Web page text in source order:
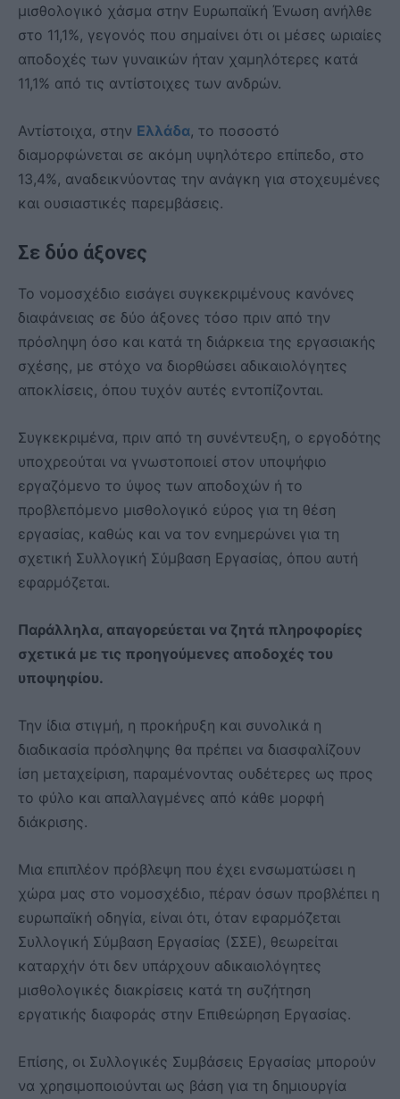
μισθολογικό χάσμα στην Ευρωπαϊκή Ένωση ανήλθε
στο 11,1%, γεγονός που σημαίνει ότι οι μέσες ωριαίες
αποδοχές των γυναικών ήταν χαμηλότερες κατά
11,1% από τις αντίστοιχες των ανδρών.
Αντίστοιχα, στην Ελλάδα, το ποσοστό
διαμορφώνεται σε ακόμη υψηλότερο επίπεδο, στο
13,4%, αναδεικνύοντας την ανάγκη για στοχευμένες
και ουσιαστικές παρεμβάσεις.
Σε δύο άξονες
Το νομοσχέδιο εισάγει συγκεκριμένους κανόνες
διαφάνειας σε δύο άξονες τόσο πριν από την
πρόσληψη όσο και κατά τη διάρκεια της εργασιακής
σχέσης, με στόχο να διορθώσει αδικαιολόγητες
αποκλίσεις, όπου τυχόν αυτές εντοπίζονται.
Συγκεκριμένα, πριν από τη συνέντευξη, ο εργοδότης
υποχρεούται να γνωστοποιεί στον υποψήφιο
εργαζόμενο το ύψος των αποδοχών ή το
προβλεπόμενο μισθολογικό εύρος για τη θέση
εργασίας, καθώς και να τον ενημερώνει για τη
σχετική Συλλογική Σύμβαση Εργασίας, όπου αυτή
εφαρμόζεται.
Παράλληλα, απαγορεύεται να ζητά πληροφορίες
σχετικά με τις προηγούμενες αποδοχές του
υποψηφίου.
Την ίδια στιγμή, η προκήρυξη και συνολικά η
διαδικασία πρόσληψης θα πρέπει να διασφαλίζουν
ίση μεταχείριση, παραμένοντας ουδέτερες ως προς
το φύλο και απαλλαγμένες από κάθε μορφή
διάκρισης.
Μια επιπλέον πρόβλεψη που έχει ενσωματώσει η
χώρα μας στο νομοσχέδιο, πέραν όσων προβλέπει η
ευρωπαϊκή οδηγία, είναι ότι, όταν εφαρμόζεται
Συλλογική Σύμβαση Εργασίας (ΣΣΕ), θεωρείται
καταρχήν ότι δεν υπάρχουν αδικαιολόγητες
μισθολογικές διακρίσεις κατά τη συζήτηση
εργατικής διαφοράς στην Επιθεώρηση Εργασίας.
Επίσης, οι Συλλογικές Συμβάσεις Εργασίας μπορούν
να χρησιμοποιούνται ως βάση για τη δημιουργία